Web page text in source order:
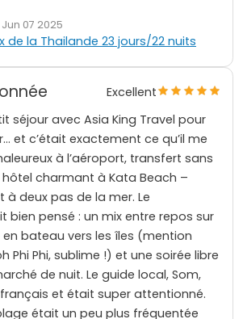
Jun 07 2025
de la Thailande 23 jours/22 nuits
Excellent
séjour avec Asia King Travel pour
et c’était exactement ce qu’il me
à l’aéroport, transfert sans
hôtel charmant à Kata Beach –
à deux pas de la mer. Le
bien pensé : un mix entre repos sur
bateau vers les îles (mention
Phi Phi, sublime !) et une soirée libre
de nuit. Le guide local, Som,
et était super attentionné.
était un peu plus fréquentée